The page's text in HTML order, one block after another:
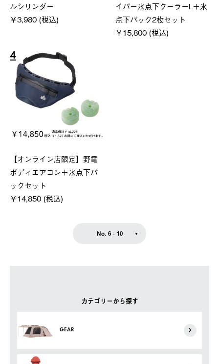
カテゴリーから探す
GEAR
ルシリンダー
￥3,980 (税込)
イパー氷点下クーラーL＋氷
点下パック2枚セット
￥15,800 (税込)
4
【オンライン店限定】野電
ボディエアコン＋氷点下パ
ックセット
￥14,850 (税込)
No. 6 - 10